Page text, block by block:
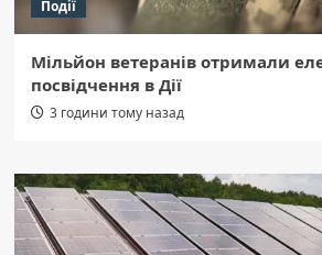
Події
Мільйон ветеранів отримали
посвідчення в Дії
3 години тому назад